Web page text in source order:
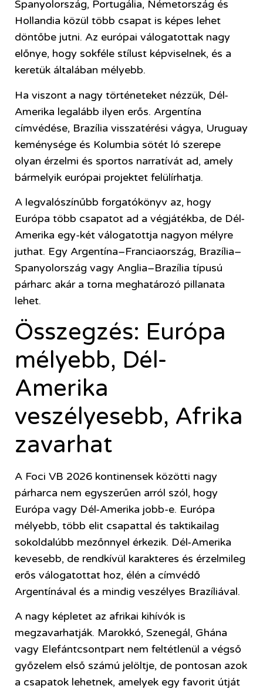
Spanyolország, Portugália, Németország és
Hollandia közül több csapat is képes lehet
döntőbe jutni. Az európai válogatottak nagy
előnye, hogy sokféle stílust képviselnek, és a
keretük általában mélyebb.
Ha viszont a nagy történeteket nézzük, Dél-
Amerika legalább ilyen erős. Argentína
címvédése, Brazília visszatérési vágya, Uruguay
keménysége és Kolumbia sötét ló szerepe
olyan érzelmi és sportos narratívát ad, amely
bármelyik európai projektet felülírhatja.
A legvalószínűbb forgatókönyv az, hogy
Európa több csapatot ad a végjátékba, de Dél-
Amerika egy-két válogatottja nagyon mélyre
juthat. Egy Argentína–Franciaország, Brazília–
Spanyolország vagy Anglia–Brazília típusú
párharc akár a torna meghatározó pillanata
lehet.
Összegzés: Európa
mélyebb, Dél-
Amerika
veszélyesebb, Afrika
zavarhat
A Foci VB 2026 kontinensek közötti nagy
párharca nem egyszerűen arról szól, hogy
Európa vagy Dél-Amerika jobb-e. Európa
mélyebb, több elit csapattal és taktikailag
sokoldalúbb mezőnnyel érkezik. Dél-Amerika
kevesebb, de rendkívül karakteres és érzelmileg
erős válogatottat hoz, élén a címvédő
Argentínával és a mindig veszélyes Brazíliával.
A nagy képletet az afrikai kihívók is
megzavarhatják. Marokkó, Szenegál, Ghána
vagy Elefántcsontpart nem feltétlenül a végső
győzelem első számú jelöltje, de pontosan azok
a csapatok lehetnek, amelyek egy favorit útját